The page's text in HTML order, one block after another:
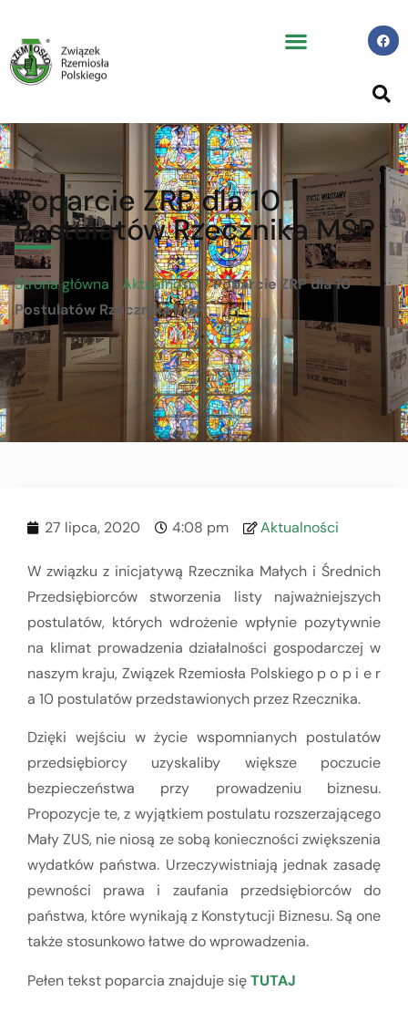
Poparcie ZRP dla 10
Postulatów Rzecznika MŚP
Strona główna / Aktualności/Poparcie ZRP dla 10
Postulatów Rzecznika MŚP
27 lipca, 2020 4:08 pm Aktualności
W związku z inicjatywą Rzecznika Małych i Średnich
Przedsiębiorców stworzenia listy najważniejszych
postulatów, których wdrożenie wpłynie pozytywnie
na klimat prowadzenia działalności gospodarczej w
naszym kraju, Związek Rzemiosła Polskiego p o p i e r
a 10 postulatów przedstawionych przez Rzecznika.
Dzięki wejściu w życie wspomnianych postulatów
przedsiębiorcy uzyskaliby większe poczucie
bezpieczeństwa przy prowadzeniu biznesu.
Propozycje te, z wyjątkiem postulatu rozszerzającego
Mały ZUS, nie niosą ze sobą konieczności zwiększenia
wydatków państwa. Urzeczywistniają jednak zasadę
pewności prawa i zaufania przedsiębiorców do
państwa, które wynikają z Konstytucji Biznesu. Są one
także stosunkowo łatwe do wprowadzenia.
Pełen tekst poparcia znajduje sięTUTAJ